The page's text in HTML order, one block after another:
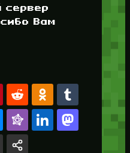
сервер
Вам